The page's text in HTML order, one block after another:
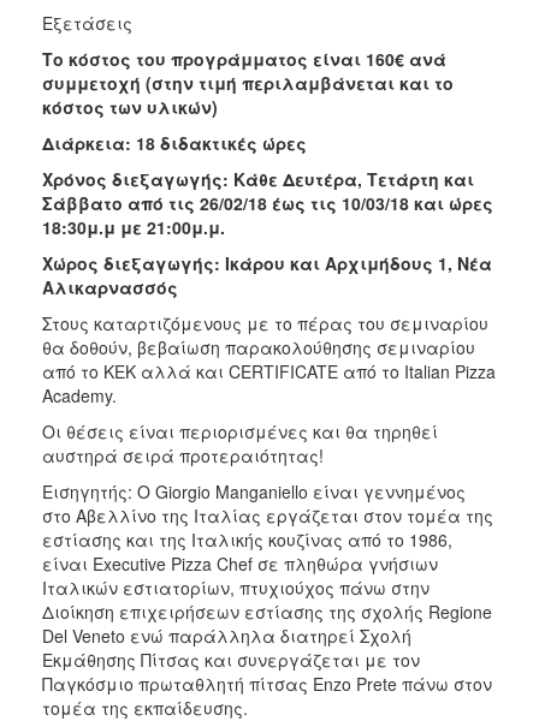
Εξετάσεις
Το κόστος του προγράμματος είναι 160€ ανά
συμμετοχή (στην τιμή περιλαμβάνεται και το
κόστος των υλικών)
Διάρκεια: 18 διδακτικές ώρες
Χρόνος διεξαγωγής: Κάθε Δευτέρα, Τετάρτη και
Σάββατο από τις 26/02/18 έως τις 10/03/18 και ώρες
18:30μ.μ με 21:00μ.μ.
Χώρος διεξαγωγής: Ικάρου και Αρχιμήδους 1, Νέα
Αλικαρνασσός
Στους καταρτιζόμενους με το πέρας του σεμιναρίου
θα δοθούν, βεβαίωση παρακολούθησης σεμιναρίου
από το ΚΕΚ αλλά και CERTIFICATE από το Italian Pizza
Academy.
Οι θέσεις είναι περιορισμένες και θα τηρηθεί
αυστηρά σειρά προτεραιότητας!
Εισηγητής: Ο Giorgio Manganiello είναι γεννημένος
στο Αβελλίνο της Ιταλίας εργάζεται στον τομέα της
εστίασης και της Ιταλικής κουζίνας από το 1986,
είναι Executive Pizza Chef σε πληθώρα γνήσιων
Ιταλικών εστιατορίων, πτυχιούχος πάνω στην
Διοίκηση επιχειρήσεων εστίασης της σχολής Regione
Del Veneto ενώ παράλληλα διατηρεί Σχολή
Εκμάθησης Πίτσας και συνεργάζεται με τον
Παγκόσμιο πρωταθλητή πίτσας Enzo Prete πάνω στον
τομέα της εκπαίδευσης.